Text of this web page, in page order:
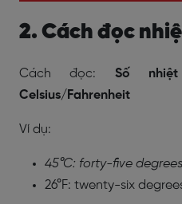
2. Cách đọc
Cách đọc: Số
Celsius/Fahrenheit
Ví dụ:
45°C: forty-five
26°F: twenty-six